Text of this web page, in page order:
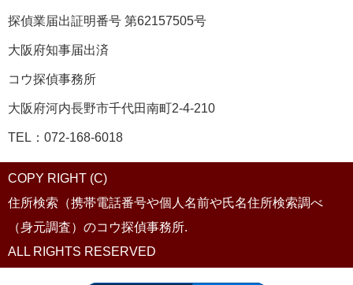
探偵業届出証明番号 第62157505号
大阪府知事届出済
コウ探偵事務所
大阪府河内長野市千代田南町2-4-210
TEL：072-168-6018
COPY RIGHT (C)
住所検索（携帯電話番号や個人名前や氏名住所検索調べ
（身元調査）のコウ探偵事務所.
ALL RIGHTS RESERVED